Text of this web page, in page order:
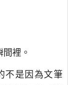
裡。
不是因為文筆